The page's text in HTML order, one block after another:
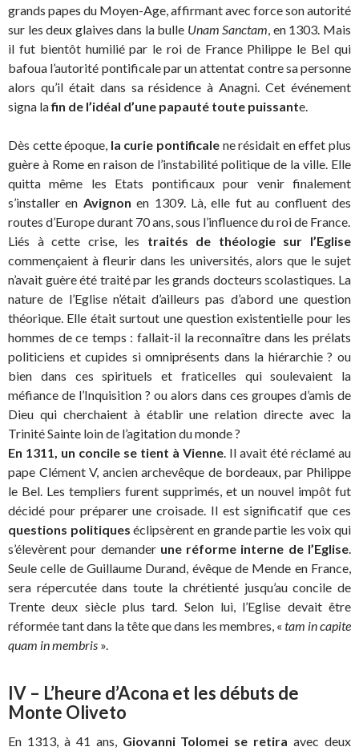
grands papes du Moyen-Age, affirmant avec force son autorité
sur les deux glaives dans la bulle Unam Sanctam, en 1303. Mais
il fut bientôt humilié par le roi de France Philippe le Bel qui
bafoua l’autorité pontificale par un attentat contre sa personne
alors qu’il était dans sa résidence à Anagni. Cet événement
signa lafin de l’idéal d’une papauté toute puissante.
Dès cette époque, la curie pontificale ne résidait en effet plus
guère à Rome en raison de l’instabilité politique de la ville. Elle
quitta même les Etats pontificaux pour venir finalement
s’installer en Avignon en 1309. Là, elle fut au confluent des
routes d’Europe durant 70 ans, sous l’influence du roi de France.
Liés à cette crise, les traités de théologie sur l’Eglise
commençaient à fleurir dans les universités, alors que le sujet
n’avait guère été traité par les grands docteurs scolastiques. La
nature de l’Eglise n’était d’ailleurs pas d’abord une question
théorique. Elle était surtout une question existentielle pour les
hommes de ce temps : fallait-il la reconnaître dans les prélats
politiciens et cupides si omniprésents dans la hiérarchie ? ou
bien dans ces spirituels et fraticelles qui soulevaient la
méfiance de l’Inquisition ? ou alors dans ces groupes d’amis de
Dieu qui cherchaient à établir une relation directe avec la
Trinité Sainte loin de l’agitation du monde ?
En 1311, un concile se tient à Vienne. Il avait été réclamé au
pape Clément V, ancien archevêque de bordeaux, par Philippe
le Bel. Les templiers furent supprimés, et un nouvel impôt fut
décidé pour préparer une croisade. Il est significatif que ces
questions politiques éclipsèrent en grande partie les voix qui
s’élevèrent pour demander une réforme interne de l’Eglise.
Seule celle de Guillaume Durand, évêque de Mende en France,
sera répercutée dans toute la chrétienté jusqu’au concile de
Trente deux siècle plus tard. Selon lui, l’Eglise devait être
réformée tant dans la tête que dans les membres, « tam in capite
quam in membris ».
IV – L’heure d’Acona et les débuts de
Monte Oliveto
En 1313, à 41 ans, Giovanni Tolomei se retira avec deux